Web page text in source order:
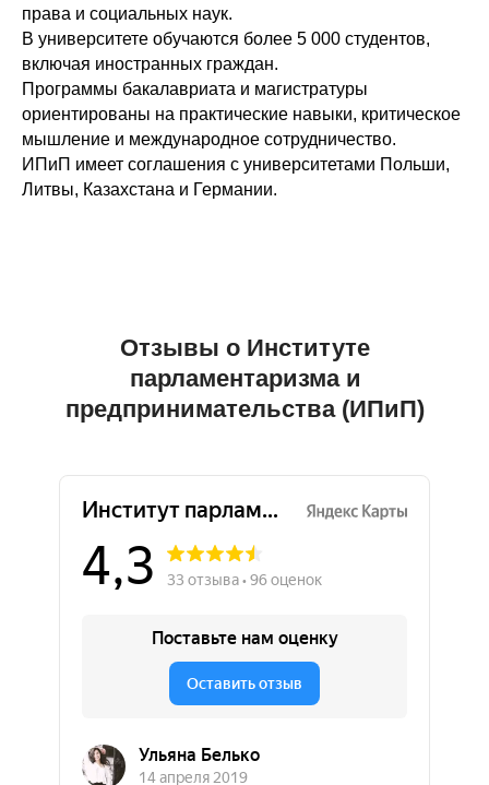
права и социальных наук.
В университете обучаются более 5 000 студентов,
включая иностранных граждан.
Программы бакалавриата и магистратуры
ориентированы на практические навыки, критическое
мышление и международное сотрудничество.
ИПиП имеет соглашения с университетами Польши,
Литвы, Казахстана и Германии.
Отзывы о Институте
парламентаризма и
предпринимательства (ИПиП)